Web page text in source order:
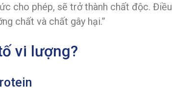
cho phép, sẽ trở thành chất độc. Điều
chất và chất gây hại.”
vi lượng?